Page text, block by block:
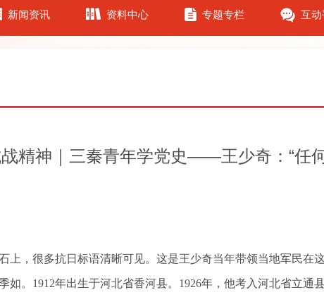
新闻资讯 资料中心 专题专栏 互动
精神｜三秦青年学党史——王少奇：“任
上，很多抗日标语清晰可见。这是王少奇当年带领当地军民在
如。1912年出生于河北省香河县。1926年，他考入河北省立